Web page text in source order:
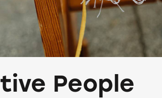
People